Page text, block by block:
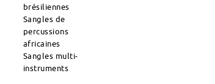
brésiliennes
Sangles de
percussions
africaines
Sangles multi-
instruments